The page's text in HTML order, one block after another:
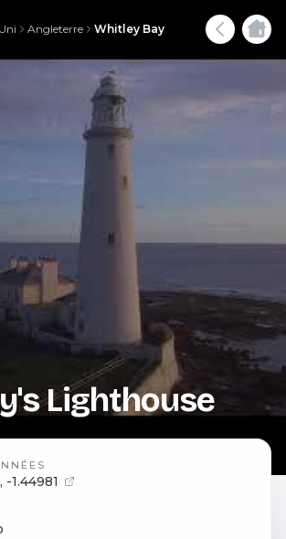
Angleterre Whitley Bay
Lighthouse
, -1.44981